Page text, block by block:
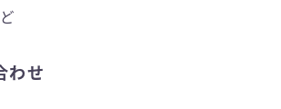
わせ